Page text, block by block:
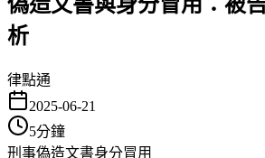
析
律點通
2025-06-21
5分鐘
刑事偽造文書身分冒用